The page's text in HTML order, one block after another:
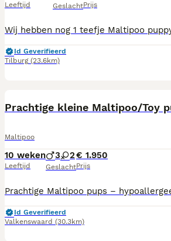
Leeftijd GeslachtPrijs
Id Geverifieerd
Tilburg (23.6km)
Maltipoo
10 weken
Leeftijd
3 2
Geslacht
€ 1.950
Prijs
Id Geverifieerd
Valkenswaard (30.3km)